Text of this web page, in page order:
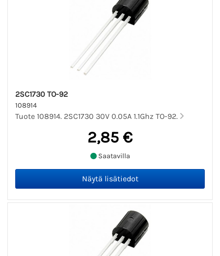
2SC1730 TO-92
108914
Tuote 108914. 2SC1730 30V 0.05A 1.1Ghz TO-92.
2,85 €
Saatavilla